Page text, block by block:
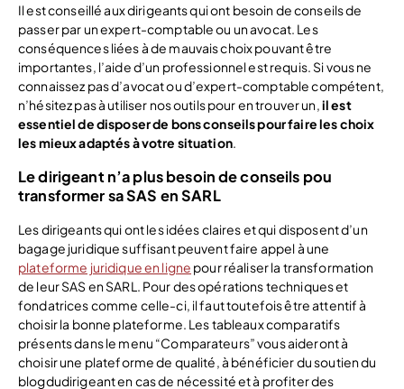
Il est conseillé aux dirigeants qui ont besoin de conseils de
passer par un expert-comptable ou un avocat. Les
conséquences liées à de mauvais choix pouvant être
importantes, l’aide d’un professionnel est requis. Si vous ne
connaissez pas d’avocat ou d’expert-comptable compétent,
n’hésitez pas à utiliser nos outils pour en trouver un,il est
essentiel de disposer de bons conseils pour faire les choix
les mieux adaptés à votre situation.
Le dirigeant n’a plus besoin de conseils pou
transformer sa SAS en SARL
Les dirigeants qui ont les idées claires et qui disposent d’un
bagage juridique suffisant peuvent faire appel à une
plateforme juridique en ligne pour réaliser la transformation
de leur SAS en SARL. Pour des opérations techniques et
fondatrices comme celle-ci, il faut toutefois être attentif à
choisir la bonne plateforme. Les tableaux comparatifs
présents dans le menu “Comparateurs” vous aideront à
choisir une plateforme de qualité, à bénéficier du soutien du
blogdudirigeant en cas de nécessité et à profiter des